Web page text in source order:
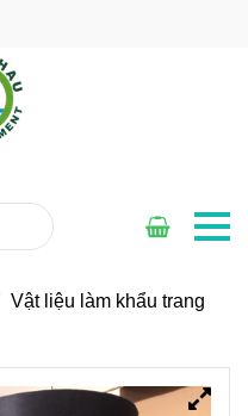
Vật liệu làm khẩu trang